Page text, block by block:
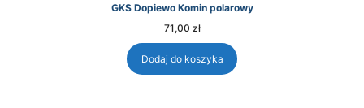
GKS Dopiewo Komin polarowy
71,00 zł
Dodaj do koszyka